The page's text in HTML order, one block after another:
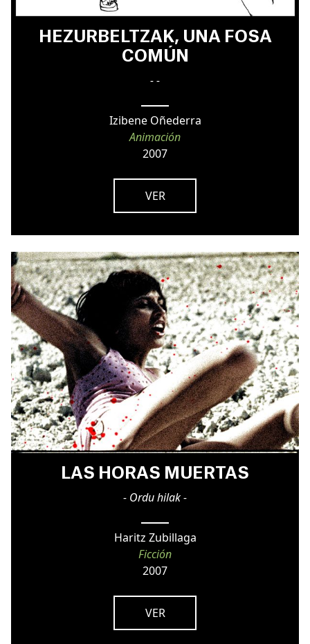
HEZURBELTZAK, UNA FOSA
COMÚN
- -
Izibene Oñederra
Animación
2007
VER
LAS HORAS MUERTAS
- Ordu hilak -
Haritz Zubillaga
Ficción
2007
VER